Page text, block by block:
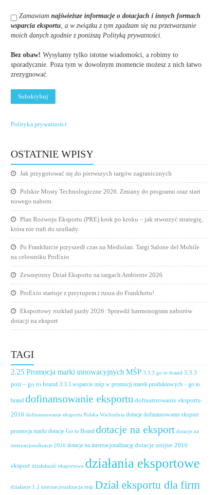
Zamawiamnajświeższe informacje o dotacjach i innych formach
wsparcia eksportu, a w związku z tym zgadzam się na przetwarzanie
moich danych zgodnie z poniższą Polityką prywatności.
Bez obaw! Wysyłamy tylko istotne wiadomości, a robimy to
sporadycznie. Poza tym w dowolnym momencie możesz z nich łatwo
zrezygnować.
Polityka prywatności
OSTATNIE WPISY
Jak przygotować się do pierwszych targów zagranicznych
Polskie Mosty Technologiczne 2026. Zmiany do programu oraz start
nowego naboru.
Plan Rozwoju Eksportu (PRE) krok po kroku – jak stworzyć strategię,
która nie trafi do szuflady.
Po Frankfurcie przyszedł czas na Mediolan. Targi Salone del Mobile
na celowniku ProExio
Zewnętrzny Dział Eksportu na targach Ambiente 2026
ProExio startuje z przytupem i rusza do Frankfurtu!
Eksportowy rozkład jazdy 2026: Sprawdź harmonogram naborów
dotacji na eksport
TAGI
2.25 Promocja marki innowacyjnych MŚP 3.3.3 go to brand 3.3.3
poir – go to brand 3.3.3 wsparcie mśp w promocji marek produktowych – go to
brand dofinansowanie eksportu dofinansowanie eksportu
2016 dofinansowanie eksportu Polska Wschodnia dotacje dofinansowanie eksport
promocja marki dotacje Go to Brand dotacje na eksport dotacje na
internacjonalizacje 2016 dotacje na internacjonalizację dotacje unijne 2016
eksport działalność eksportowa działania eksportowe
działanie 1.2 internacjonalizacja mśp Dział eksportu dla firm